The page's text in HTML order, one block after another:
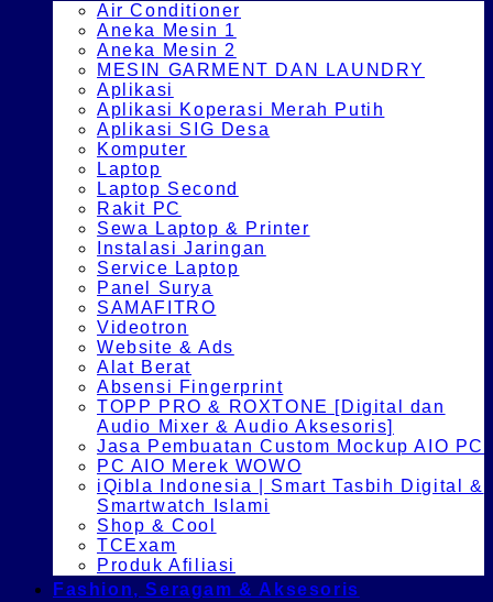
Air Conditioner
Aneka Mesin 1
Aneka Mesin 2
MESIN GARMENT DAN LAUNDRY
Aplikasi
Aplikasi Koperasi Merah Putih
Aplikasi SIG Desa
Komputer
Laptop
Laptop Second
Rakit PC
Sewa Laptop & Printer
Instalasi Jaringan
Service Laptop
Panel Surya
SAMAFITRO
Videotron
Website & Ads
Alat Berat
Absensi Fingerprint
TOPP PRO & ROXTONE [Digital dan
Audio Mixer & Audio Aksesoris]
Jasa Pembuatan Custom Mockup AIO PC
PC AIO Merek WOWO
iQibla Indonesia | Smart Tasbih Digital &
Smartwatch Islami
Shop & Cool
TCExam
Produk Afiliasi
Fashion, Seragam & Aksesoris